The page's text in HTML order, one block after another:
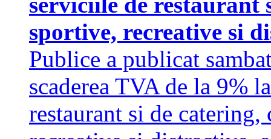
sportive, recreative si
Publice a publicat
scaderea TVA de la 9%
restaurant si de